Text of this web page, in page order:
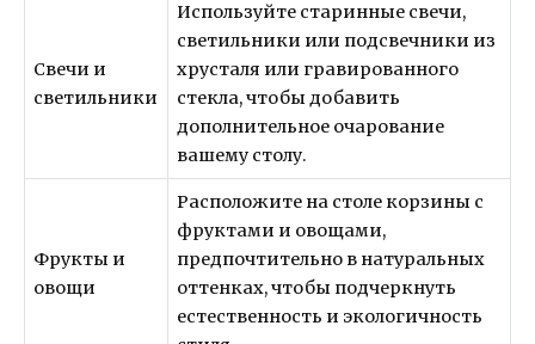
Свечи и
светильники
Используйте старинные свечи,
светильники или подсвечники из
хрусталя или гравированного
стекла, чтобы добавить
дополнительное очарование
вашему столу.
Фрукты и
овощи
Расположите на столе корзины с
фруктами и овощами,
предпочтительно в натуральных
оттенках, чтобы подчеркнуть
естественность и экологичность